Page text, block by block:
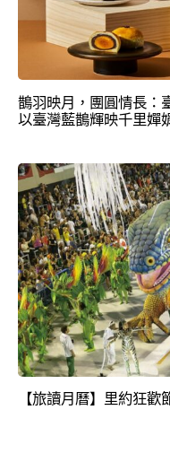
鵲羽映月，團圓情長：
以臺灣藍鵲輝映千里嬋
【旅讀月曆】里約狂歡